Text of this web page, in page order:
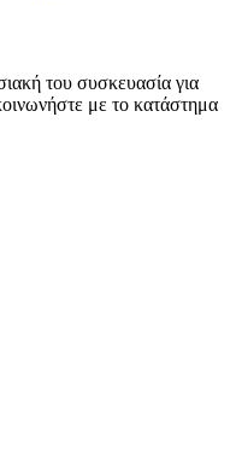
του συσκευασία για
με το κατάστημα